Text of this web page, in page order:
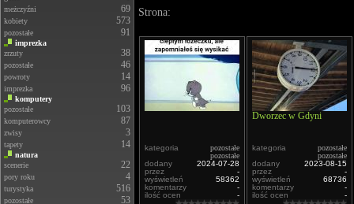
meżczyźni 69
kobiety 573
pozostałe 91
imprezka
zrzuty
38
pozostałe 46
powroty 14
imprezka 96
komputery
pozostałe
103
komputerowcy 87
zwisy 3
tapety 14
natura
scenerie
22
pory roku 4
turystyka 516
pozostałe 53
Strona:
kategoria
pozostałe
pozostałe
dodany
2024-07-28
przez
-
wyświetleń
58362
komentarzy
-
ilość ocen
-
Dworzec w Gdyni
kategoria
pozostałe
pozostałe
dodany
2023-08-15
przez
-
wyświetleń
68736
komentarzy
-
ilość ocen
-